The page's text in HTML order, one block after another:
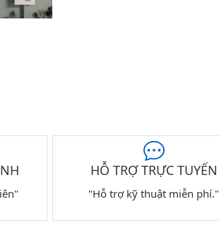
HỖ TRỢ TRỰC TUYẾN
"Hỗ trợ kỹ thuật miễn phí."